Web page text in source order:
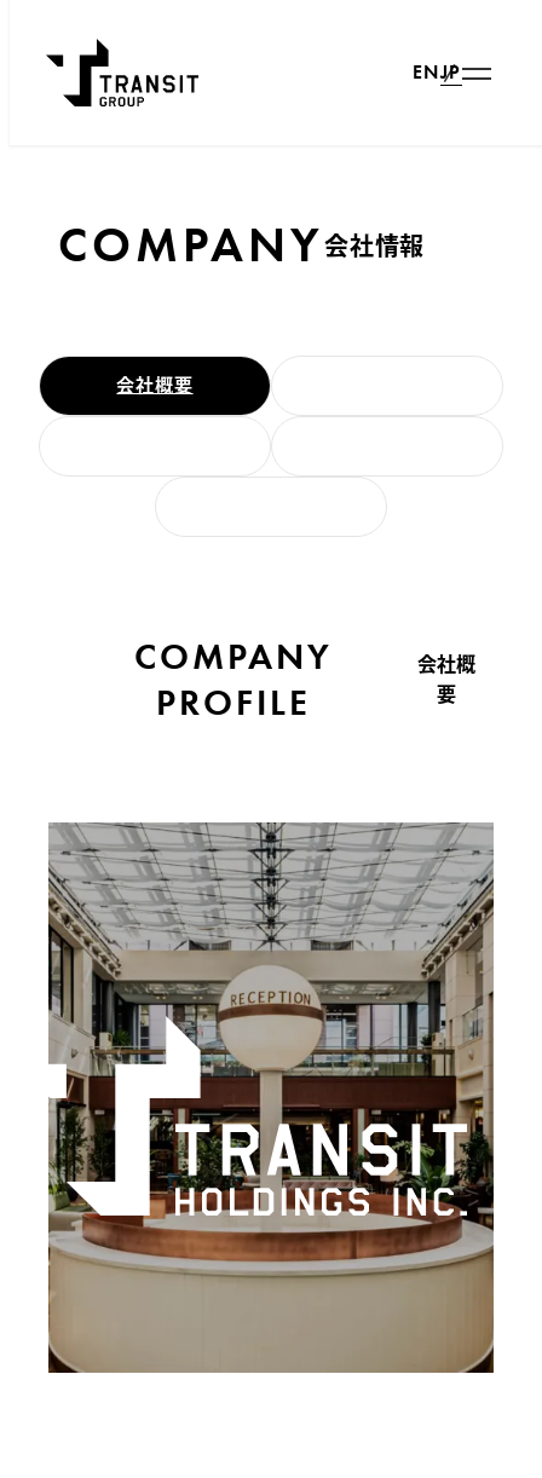
ENJP
COMPANY 会社情報
会社概要
COMPANY
PROFILE
会社概
要